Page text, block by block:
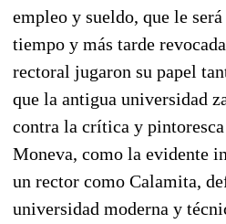
empleo y sueldo, que le
tiempo y más tarde
rectoral jugaron su papel
que la antigua universidad
contra la crítica y
Moneva, como la evidente
un rector como Calamita,
universidad moderna y